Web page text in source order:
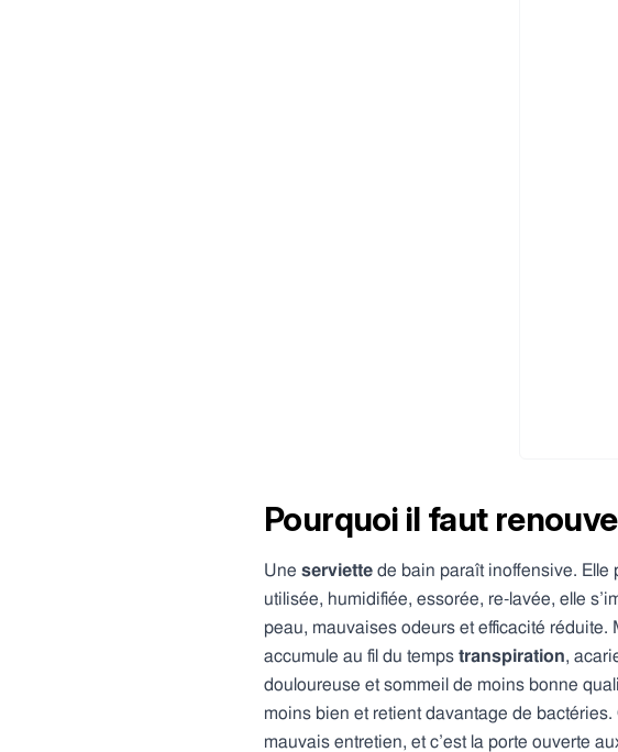
Pourquoi il faut
Une serviette de bain paraît inoffensive. Elle
utilisée, humidifiée, essorée, re-lavée, elle
peau, mauvaises odeurs et efficacité réduite.
accumule au fil du temps transpiration,
douloureuse et sommeil de moins bonne
moins bien et retient davantage de
mauvais entretien, et c’est la porte ouverte